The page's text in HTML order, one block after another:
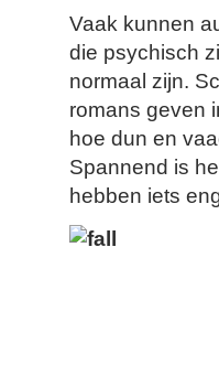
Vaak kunnen
die psychisch
normaal zijn.
romans geven
hoe dun en
Spannend is
hebben iets